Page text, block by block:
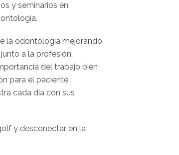
y seminarios en
la odontología mejorando
a la profesión.
del trabajo bien
para el paciente.
cada día con sus
y desconectar en la